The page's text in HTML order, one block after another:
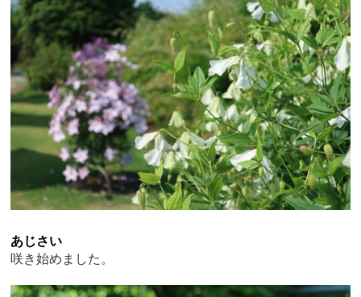
あじさい
咲き始めました。